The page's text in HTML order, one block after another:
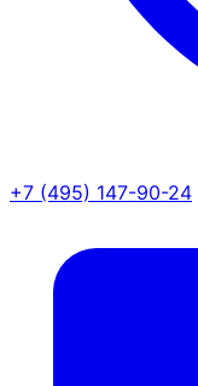
+7 (495) 147-90-24